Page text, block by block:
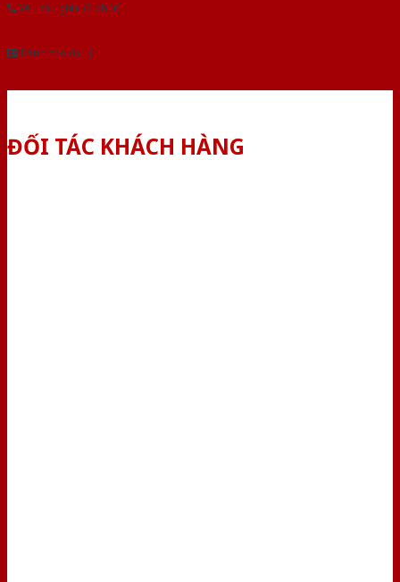
Yêu cầu gọi lại (3 phút)
Dành cho đại lý
ĐỐI TÁC KHÁCH HÀNG